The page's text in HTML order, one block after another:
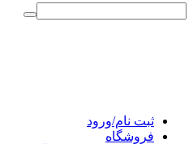
ثبت نام/ورود
فروشگاه